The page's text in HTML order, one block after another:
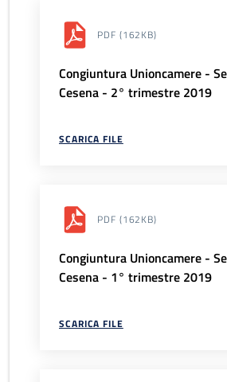
PDF (162KB)
Congiuntura Unioncamere -
Cesena - 2° trimestre 2019
SCARICA FILE
PDF (162KB)
Congiuntura Unioncamere -
Cesena - 1° trimestre 2019
SCARICA FILE